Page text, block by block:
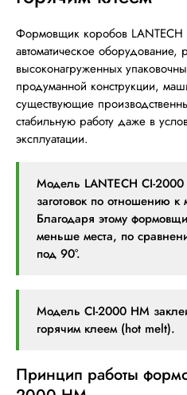
Формовщик коробов LANTECH
автоматическое
высоконагруженных
продуманной конструкции,
существующие
стабильную работу даже в
эксплуатации.
Модель LANTECH СI-
заготовок по отношению к
Благодаря этому
меньше места, по
под 90°.
Модель CI-2000 HM
горячим клеем (hot melt).
Принцип работы